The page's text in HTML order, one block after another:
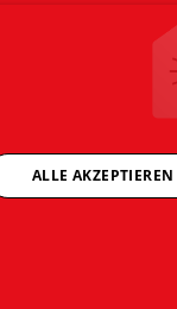
ALLE AKZEPTIEREN